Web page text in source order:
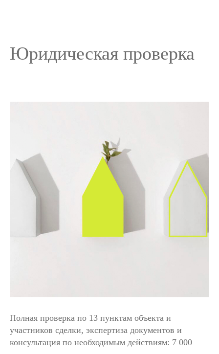
Юридическая проверка
Полная проверка по 13 пунктам объекта и
участников сделки, экспертиза документов и
консультация по необходимым действиям: 7 000